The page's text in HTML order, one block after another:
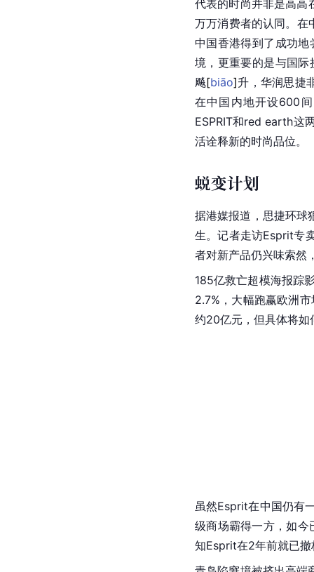
代表的时尚并非是高高
万万消费者的认同。在
中国香港得到了成功
境，更重要的是与国
飚[biāo]升，华润思捷
在中国内地开设600
ESPRIT和red earth这
活诠释新的时尚品位。
蜕变计划
据港媒报道， 思捷环球
生。记者走访Esprit专
者对新产品仍兴味索然
185亿救亡超模海报踪
2.7%，大幅跑赢欧洲 市
约20亿元，但具体将如
虽然Esprit在中国仍有
级商场霸得一方，如今
知Esprit在2年前就已撤